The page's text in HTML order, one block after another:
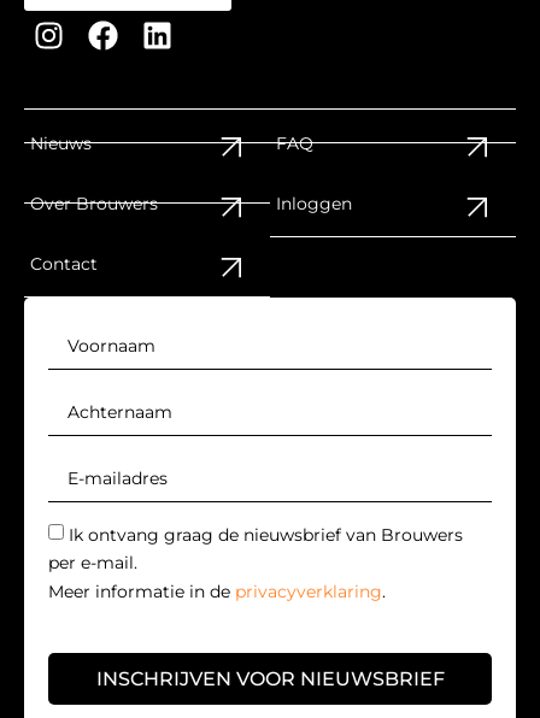
Nieuws
Over Brouwers
Contact
FAQ
Inloggen
Ik ontvang graag de nieuwsbrief van Brouwers
per e-mail.
Meer informatie in de privacyverklaring.
INSCHRIJVEN VOOR NIEUWSBRIEF